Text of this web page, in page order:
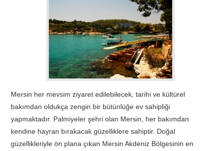
REHBERLIK
Mersin her mevsim ziyaret edilebilecek, tarihi ve kültürel
bakımdan oldukça zengin bir bütünlüğe ev sahipliği
yapmaktadır. Palmiyeler şehri olan Mersin, her bakımdan
kendine hayran bırakacak güzelliklere sahiptir. Doğal
güzellikleriyle ön plana çıkan Mersin Akdeniz Bölgesinin en